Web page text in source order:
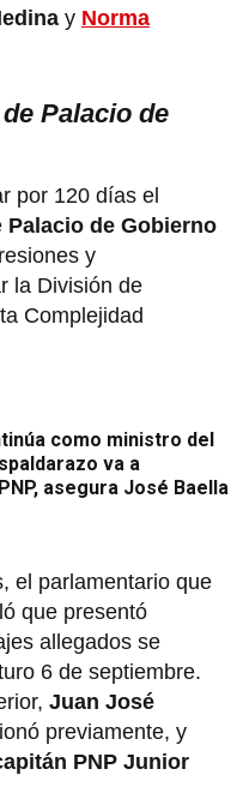
y Norma
Palacio de
por 120 días el
Palacio de Gobierno
y
la División de
Complejidad
como ministro del
va a
asegura José Baella
el parlamentario que
que presentó
allegados se
6 de septiembre.
Juan José
previamente, y
PNP Junior